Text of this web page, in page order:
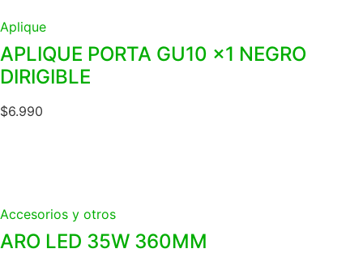
Aplique
APLIQUE PORTA GU10 x1 NEGRO
DIRIGIBLE
$6.990
Accesorios y otros
ARO LED 35W 360MM